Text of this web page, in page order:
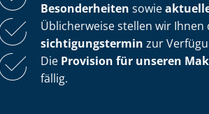
Besonderheiten sowie
Üblicherweise stellen wir Ihnen
sich­ti­gungs­ter­min zur
Die Provision für unseren
fällig.